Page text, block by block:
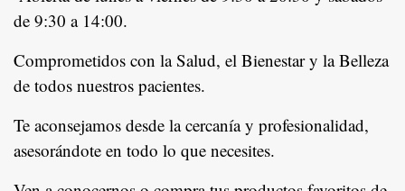
de 9:30 a 14:00.
Comprometidos con la Salud, el Bienestar y la Belleza
de todos nuestros pacientes.
Te aconsejamos desde la cercanía y profesionalidad,
asesorándote en todo lo que necesites.